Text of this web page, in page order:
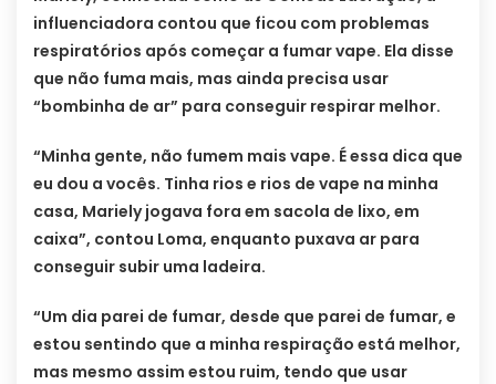
influenciadora contou que ficou com problemas
respiratórios após começar a fumar vape. Ela disse
que não fuma mais, mas ainda precisa usar
“bombinha de ar” para conseguir respirar melhor.
“Minha gente, não fumem mais vape. É essa dica que
eu dou a vocês. Tinha rios e rios de vape na minha
casa, Mariely jogava fora em sacola de lixo, em
caixa”, contou Loma, enquanto puxava ar para
conseguir subir uma ladeira.
“Um dia parei de fumar, desde que parei de fumar, e
estou sentindo que a minha respiração está melhor,
mas mesmo assim estou ruim, tendo que usar